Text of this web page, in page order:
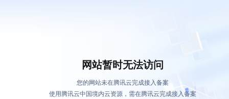
网站暂时无法访问
您的网站未在腾讯云完成接入备案
使用腾讯云中国境内云资源，需在腾讯云完成接入备案